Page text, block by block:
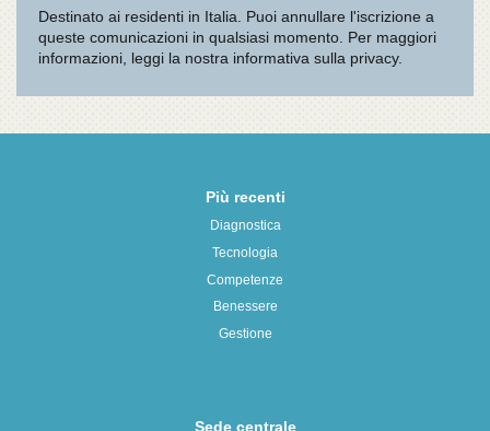
Più recenti
Diagnostica
Tecnologia
Competenze
Benessere
Gestione
Sede centrale